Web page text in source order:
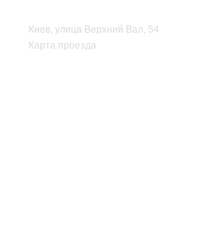
Киев, улица Верхний Вал, 54
Карта проезда